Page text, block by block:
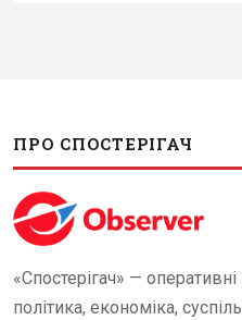
ПРО СПОСТЕРІГАЧ
«Спостерігач» —
політика, економіка,